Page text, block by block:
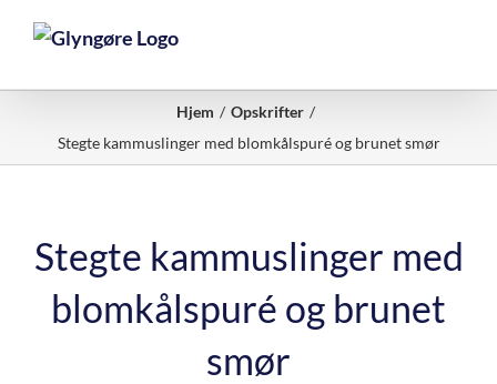
Hjem
Opskrifter
Stegte kammuslinger med blomkålspuré og brunet smør
Stegte kammuslinger med
blomkålspuré og brunet
smør